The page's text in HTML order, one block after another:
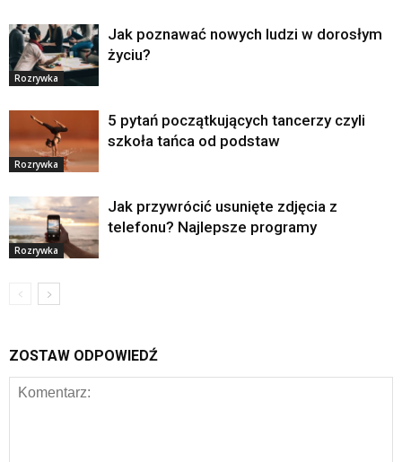
Rozrywka
Jak poznawać nowych ludzi w dorosłym
życiu?
Rozrywka
5 pytań początkujących tancerzy czyli
szkoła tańca od podstaw
Rozrywka
Jak przywrócić usunięte zdjęcia z
telefonu? Najlepsze programy
ZOSTAW ODPOWIEDŹ